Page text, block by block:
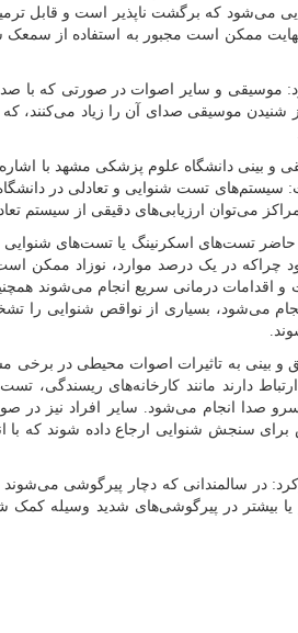
می‌شود که برگشت ناپذیر است و قابل
ممکن است مجبور به استفاده از سمعک
موسیقی و سایر اصوات در صورتی که با
از شنیدن موسیقی صدای آن را زیاد
و بینی دانشگاه علوم پزشکی مشهد با
سیستم‌های تست شنوایی و تعادلی در
مراکز می‌توان ارزیابی‌های دقیقی از سیستم
تست‌های اسکرنینگ یا تست‌های شنوایی
چراکه در یک درصد موارد، نوزاد ممکن
و اقدامات درمانی سریع انجام می‌شوند
۵ سالگی انجام می‌شود، بسیاری از نواقص
بینی به تاثیرات اصوات محیطی در برخی
دارند مانند کارخانه‌های ریسندگی،
صدا انجام می‌شود. سایر افراد نیز در
سنجش شنوایی ارجاع داده شوند که با
بیشتر در پیرگوشی‌های شدید وسیله کمک